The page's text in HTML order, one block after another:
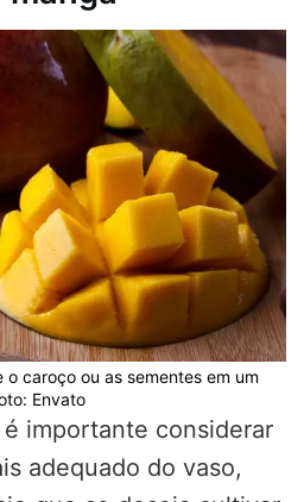
caroço ou as sementes em um
Envato
importante considerar
adequado do vaso,